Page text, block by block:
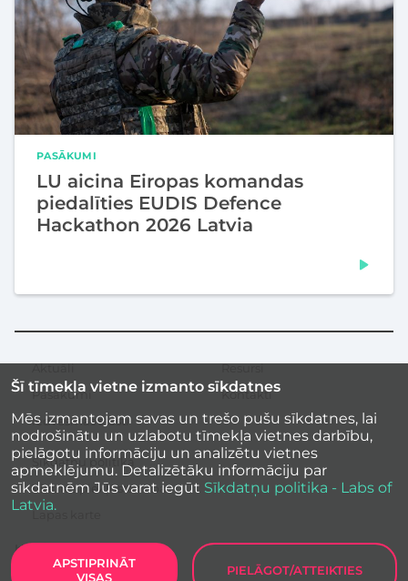
PASĀKUMI
LU aicina Eiropas komandas
piedalīties EUDIS Defence
Hackathon 2026 Latvia
Šī tīmekļa vietne izmanto sīkdatnes
Mēs izmantojam savas un trešo pušu sīkdatnes, lai
nodrošinātu un uzlabotu tīmekļa vietnes darbību,
pielāgotu informāciju un analizētu vietnes
apmeklējumu. Detalizētāku informāciju par
sīkdatnēm Jūs varat iegūt Sīkdatņu politika - Labs of
Latvia.
APSTIPRINĀT
VISAS
PIELĀGOT/ATTEIKTIES
Sekundārā
izvēlne
Aktuāli
Pasākumi
Iedvesmas stāsti
Resursi
Kontakti
Sīkdatņu politika
Vietnes piekļūstamība
Lapas karte